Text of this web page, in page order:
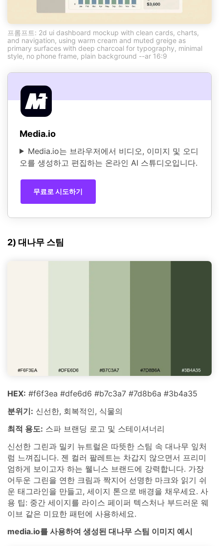
프롬프트: 2d ui dashboard mockup with clean cards, charts,
and navigation, using warm cream and muted greige as
primary surfaces with deep charcoal for typography, minimal
style, no phone frame, plain background --ar 16:9
Media.io
Media.io는 브라우저에서 비디오, 이미지 및 오디
오를 생성하고 편집하는 온라인 AI 스튜디오입니다.
무료로 시도하기
2) 대나무 스팀
HEX: #f6f3ea #dfe6d6 #b7c3a7 #7d8b6a #3b4a35
분위기: 신선한, 회복적인, 식물의
최적 용도: 스파 브랜딩 로고 및 스테이셔너리
신선한 그린과 밀키 뉴트럴은 따뜻한 스팀 속 대나무 잎처
럼 느껴집니다. 젠 컬러 팔레트는 차갑지 않으면서 프리미
엄하게 보이고자 하는 웰니스 브랜드에 강력합니다. 가장
어두운 그린을 연한 크림과 짝지어 선명한 마크와 읽기 쉬
운 태그라인을 만들고, 세이지 톤으로 배경을 채우세요. 사
용 팁: 중간 세이지를 라이스 페이퍼 텍스처나 부드러운 웨
이브 같은 미묘한 패턴에 사용하세요.
media.io를 사용하여 생성된 대나무 스팀 이미지 예시